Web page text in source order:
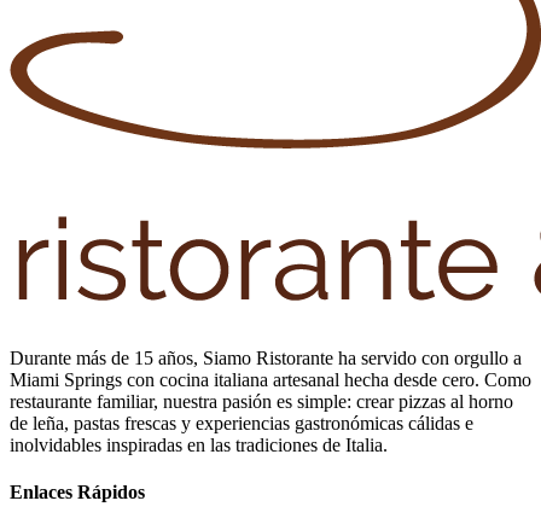
Durante más de 15 años, Siamo Ristorante ha servido con orgullo a
Miami Springs con cocina italiana artesanal hecha desde cero. Como
restaurante familiar, nuestra pasión es simple: crear pizzas al horno
de leña, pastas frescas y experiencias gastronómicas cálidas e
inolvidables inspiradas en las tradiciones de Italia.
Enlaces Rápidos